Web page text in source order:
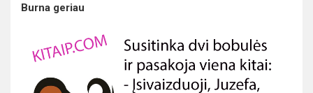
Burna geriau